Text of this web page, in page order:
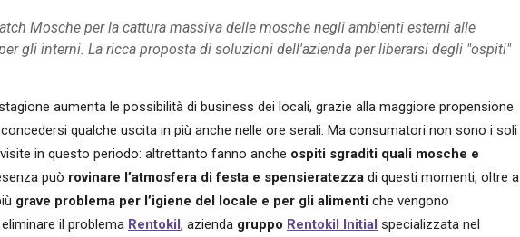
Mosche per la cattura massiva delle mosche negli ambienti esterni alle
gli interni. La ricca proposta di soluzioni dell'azienda per liberarsi degli "ospiti"
aumenta le possibilità di business dei locali, grazie alla maggiore propensione
qualche uscita in più anche nelle ore serali. Ma consumatori non sono i soli
in questo periodo: altrettanto fanno anche ospiti sgraditi quali mosche e
può rovinare l’atmosfera di festa e spensieratezza di questi momenti, oltre a
grave problema per l’igiene del locale e per gli alimenti che vengono
il problema Rentokil, azienda gruppo Rentokil Initial specializzata nel